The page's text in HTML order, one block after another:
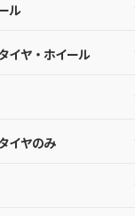
ル
イヤ・ホイール
イヤのみ